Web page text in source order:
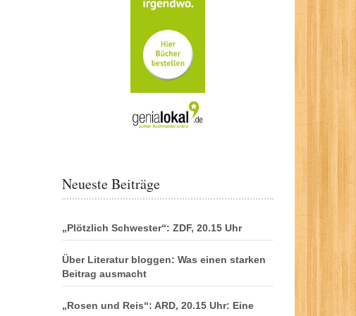
Neueste Beiträge
„Plötzlich Schwester“: ZDF, 20.15 Uhr
Über Literatur bloggen: Was einen starken
Beitrag ausmacht
„Rosen und Reis“: ARD, 20.15 Uhr: Eine